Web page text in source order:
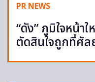
PR NEWS
“ดัง” ภูมิใจหน้า
ตัดสินใจถูกที่ศัล